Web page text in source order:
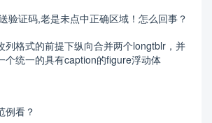
验证码,老是未点中正确区域！怎么回事？
列格式的前提下纵向合并两个longtblr，并
个统一的具有caption的figure浮动体
例看？